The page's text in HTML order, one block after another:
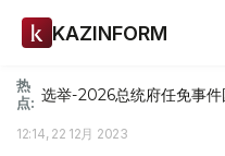
KAZINFORM
热
点: 选举-2026总统府任免事件
12:14, 22 12月 2023